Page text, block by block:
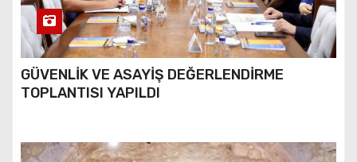
GÜVENLİK VE ASAYİŞ DEĞERLENDİRME
TOPLANTISI YAPILDI